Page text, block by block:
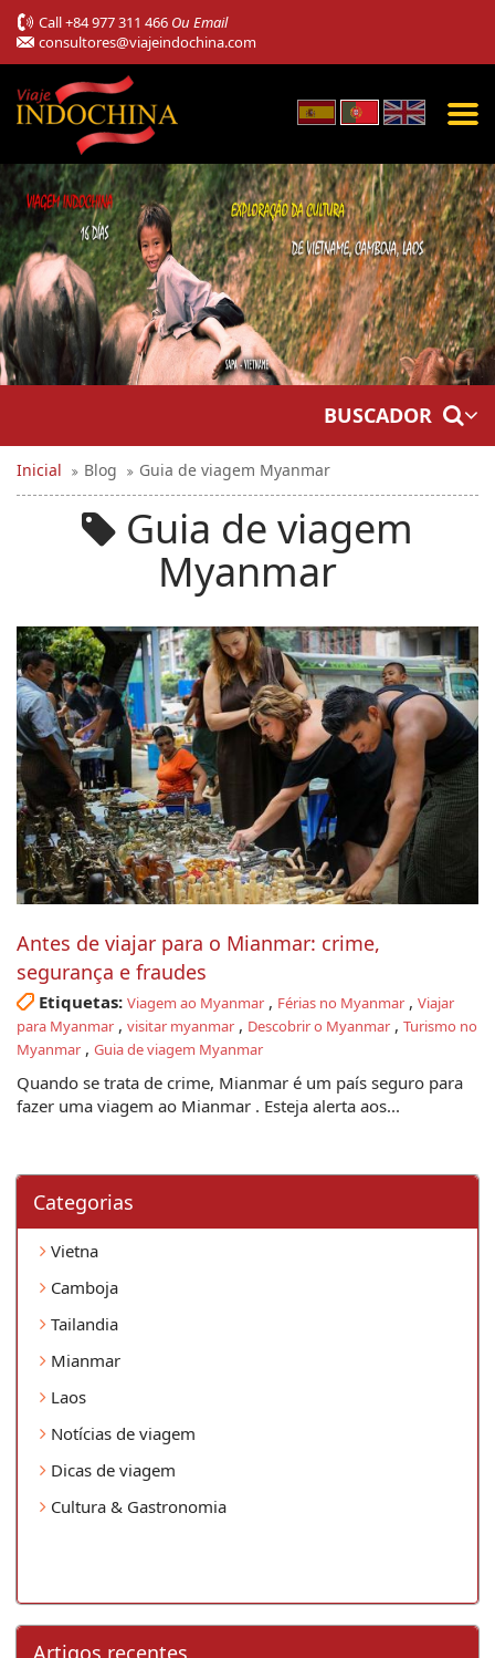
Call+84 977 311 466 Ou Email
consultores@viajeindochina.com
BUSCADOR
Inicial Blog Guia de viagem Myanmar
Guia de viagem
Myanmar
Antes de viajar para o Mianmar: crime,
segurança e fraudes
Etiquetas: Viagem ao Myanmar , Férias no Myanmar , Viajar
para Myanmar , visitar myanmar , Descobrir o Myanmar , Turismo no
Myanmar , Guia de viagem Myanmar
Quando se trata de crime, Mianmar é um país seguro para
fazer uma viagem ao Mianmar . Esteja alerta aos...
Categorias
Vietna
Camboja
Tailandia
Mianmar
Laos
Notícias de viagem
Dicas de viagem
Cultura & Gastronomia
Artigos recentes